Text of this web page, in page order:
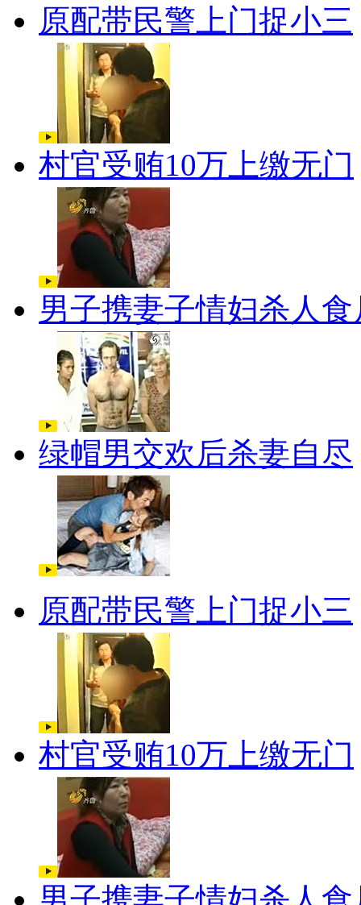
原配带民警上门捉小三
村官受贿10万上缴无门
男子携妻子情妇杀人食
绿帽男交欢后杀妻自尽
原配带民警上门捉小三
村官受贿10万上缴无门